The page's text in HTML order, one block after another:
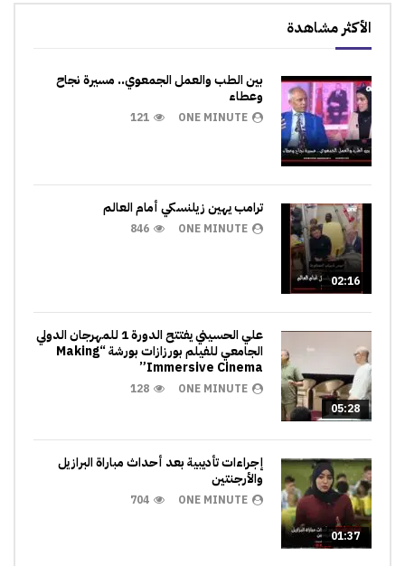
الأكثر مشاهدة
بين الطب والعمل الجمعوي.. مسيرة نجاح
وعطاء
ONE MINUTE
121
02:16
ترامب يهين زيلنسكي أمام العالم
ONE MINUTE
846
05:28
علي الحسيني يفتتح الدورة 1 للمهرجان الدولي
الجامعي للفيلم بورزازات بورشة “Making
Immersive Cinema”
ONE MINUTE
128
01:37
إجراءات تأديبية بعد أحداث مباراة البرازيل
والأرجنتين
ONE MINUTE
704